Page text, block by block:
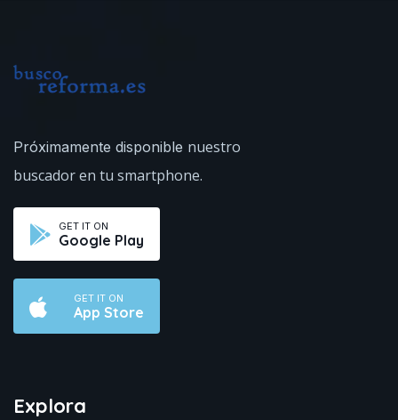
Próximamente disponible nuestro
buscador en tu smartphone.
GET IT ON
Google Play
GET IT ON
App Store
Explora